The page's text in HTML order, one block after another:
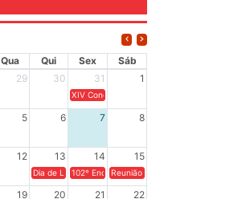
Qua Qui Sex
Sáb
29 30 31 1
XIV Congresso Brasileiro de
5 6 7 8
12 13 14 15
Dia de Luta em Defesa de Cuba e da Soberania dos
102º Encontro da Regional Leste, “Em terra
Reunião GTPE.
19 20 21 22